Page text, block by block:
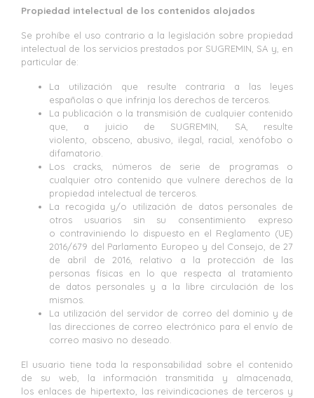
Propiedad intelectual de los contenidos alojados
Se prohíbe el uso contrario a la legislación sobre propiedad
intelectual de los servicios prestados por SUGREMIN, SA y, en
particular de:
La utilización que resulte contraria a las leyes
españolas o que infrinja los derechos de terceros.
La publicación o la transmisión de cualquier contenido
que, a juicio de SUGREMIN, SA, resulte
violento, obsceno, abusivo, ilegal, racial, xenófobo o
difamatorio.
Los cracks, números de serie de programas o
cualquier otro contenido que vulnere derechos de la
propiedad intelectual de terceros.
La recogida y/o utilización de datos personales de
otros usuarios sin su consentimiento expreso
o contraviniendo lo dispuesto en el Reglamento (UE)
2016/679 del Parlamento Europeo y del Consejo, de 27
de abril de 2016, relativo a la protección de las
personas físicas en lo que respecta al tratamiento
de datos personales y a la libre circulación de los
mismos.
La utilización del servidor de correo del dominio y de
las direcciones de correo electrónico para el envío de
correo masivo no deseado.
El usuario tiene toda la responsabilidad sobre el contenido
de su web, la información transmitida y almacenada,
los enlaces de hipertexto, las reivindicaciones de terceros y